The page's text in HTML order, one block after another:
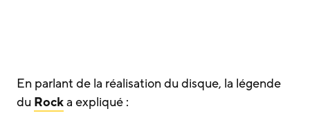
En parlant de la réalisation du disque, la légende
du Rocka expliqué :